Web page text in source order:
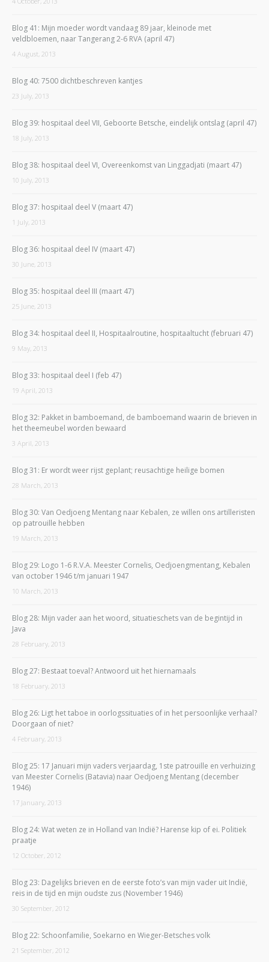
Blog 41: Mijn moeder wordt vandaag 89 jaar, kleinode met
veldbloemen, naar Tangerang 2-6 RVA (april 47)
4 August, 2013
Blog 40: 7500 dichtbeschreven kantjes
23 July, 2013
Blog 39: hospitaal deel VII, Geboorte Betsche, eindelijk ontslag (april 47)
18 July, 2013
Blog 38: hospitaal deel VI, Overeenkomst van Linggadjati (maart 47)
10 July, 2013
Blog 37: hospitaal deel V (maart 47)
1 July, 2013
Blog 36: hospitaal deel IV (maart 47)
30 June, 2013
Blog 35: hospitaal deel III (maart 47)
25 June, 2013
Blog 34: hospitaal deel II, Hospitaalroutine, hospitaaltucht (februari 47)
9 May, 2013
Blog 33: hospitaal deel I (feb 47)
19 April, 2013
Blog 32: Pakket in bamboemand, de bamboemand waarin de brieven in
het theemeubel worden bewaard
3 April, 2013
Blog 31: Er wordt weer rijst geplant; reusachtige heilige bomen
28 March, 2013
Blog 30: Van Oedjoeng Mentang naar Kebalen, ze willen ons artilleristen
op patrouille hebben
19 March, 2013
Blog 29: Logo 1-6 R.V.A. Meester Cornelis, Oedjoengmentang, Kebalen
van october 1946 t/m januari 1947
10 March, 2013
Blog 28: Mijn vader aan het woord, situatieschets van de begintijd in
Java
28 February, 2013
Blog 27: Bestaat toeval? Antwoord uit het hiernamaals
18 February, 2013
Blog 26: Ligt het taboe in oorlogssituaties of in het persoonlijke verhaal?
Doorgaan of niet?
4 February, 2013
Blog 25: 17 Januari mijn vaders verjaardag, 1ste patrouille en verhuizing
van Meester Cornelis (Batavia) naar Oedjoeng Mentang (december
1946)
17 January, 2013
Blog 24: Wat weten ze in Holland van Indië? Harense kip of ei. Politiek
praatje
12 October, 2012
Blog 23: Dagelijks brieven en de eerste foto’s van mijn vader uit Indië,
reis in de tijd en mijn oudste zus (November 1946)
30 September, 2012
Blog 22: Schoonfamilie, Soekarno en Wieger-Betsches volk
21 September, 2012